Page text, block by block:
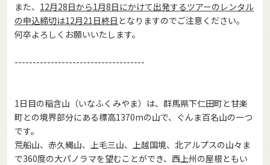
また、 12月28日から1月8日にかけて出発するツアーのレンタル
の申込締切は12月21日終日 となりますのでご注意ください。
何卒よろしくお願いいたします。
------------------------------------
1日目の稲含山（いなふくみやま）は、群馬県下仁田町と甘楽
町との境界部分にある標高1370mの山で、ぐんま百名山の一つ
です。
荒船山、赤久縄山、上毛三山、上越国境、北アルプスの山々ま
で360度の大パノラマを望むことができ、西上州の屋根ともい